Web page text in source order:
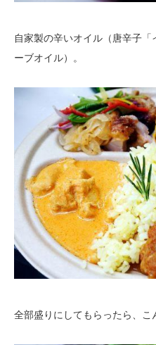
自家製の辛いオイル（唐辛子
ーブオイル）。
全部盛りにしてもらったら、こ